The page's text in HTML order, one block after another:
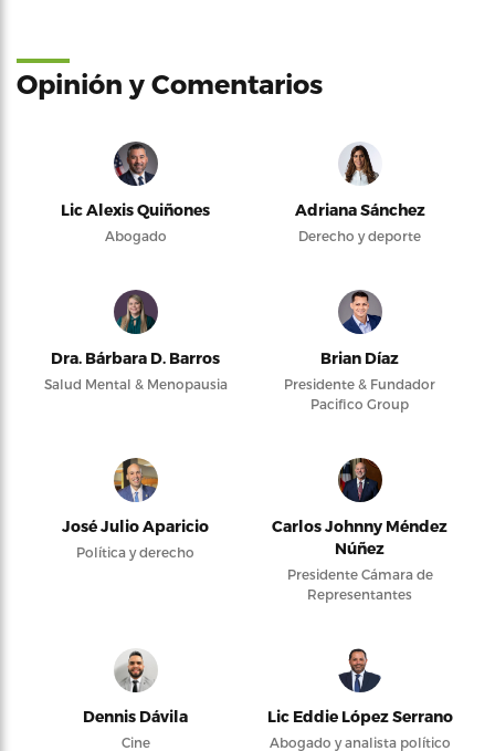
Opinión y Comentarios
Lic Alexis Quiñones
Abogado
Adriana Sánchez
Derecho y deporte
Dra. Bárbara D. Barros
Salud Mental & Menopausia
Brian Díaz
Presidente & Fundador
Pacifico Group
José Julio Aparicio
Política y derecho
Carlos Johnny Méndez
Núñez
Presidente Cámara de
Representantes
Dennis Dávila
Cine
Lic Eddie López Serrano
Abogado y analista político